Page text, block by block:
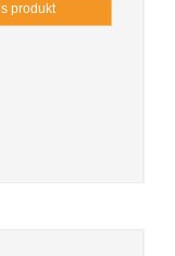
produkt